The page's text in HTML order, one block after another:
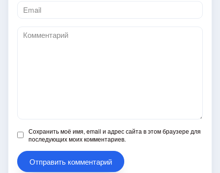
Email
*
Комментарий
Сохранить моё имя, email и адрес сайта в этом браузере для
последующих моих комментариев.